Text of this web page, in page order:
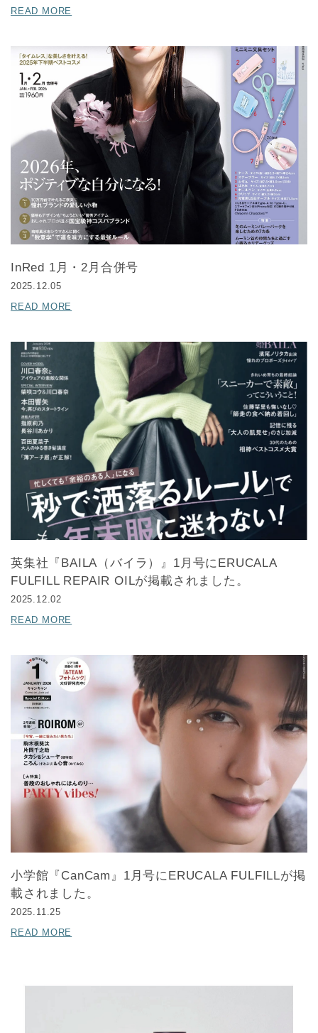
READ MORE
InRed 1月・2月合併号
2025.12.05
READ MORE
英集社『BAILA（バイラ）』1月号にERUCALA
FULFILL REPAIR OILが掲載されました。
2025.12.02
READ MORE
小学館『CanCam』1月号にERUCALA FULFILLが掲
載されました。
2025.11.25
READ MORE